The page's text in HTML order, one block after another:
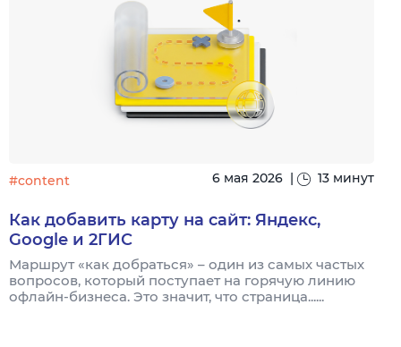
#content 6 мая 2026 | 13 минут
Как добавить карту на сайт: Яндекс,
Google и 2ГИС
Маршрут «как добраться» – один из самых частых
вопросов, который поступает на горячую линию
офлайн-бизнеса. Это значит, что страница......